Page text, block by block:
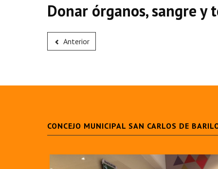
Donar órganos, sangre y
Anterior
CONCEJO MUNICIPAL SAN CARLOS DE